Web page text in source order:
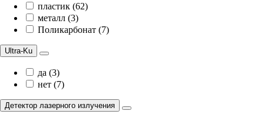
пластик (62)
металл (3)
Поликарбонат (7)
Ultra-Ku
да (3)
нет (7)
Детектор лазерного излучения